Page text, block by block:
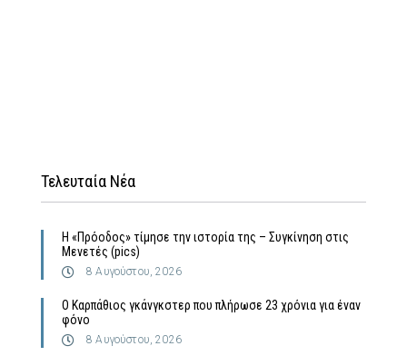
Τελευταία Νέα
Η «Πρόοδος» τίμησε την ιστορία της – Συγκίνηση στις
Μενετές (pics)
8 Αυγούστου, 2026
Ο Καρπάθιος γκάνγκστερ που πλήρωσε 23 χρόνια για έναν
φόνο
8 Αυγούστου, 2026